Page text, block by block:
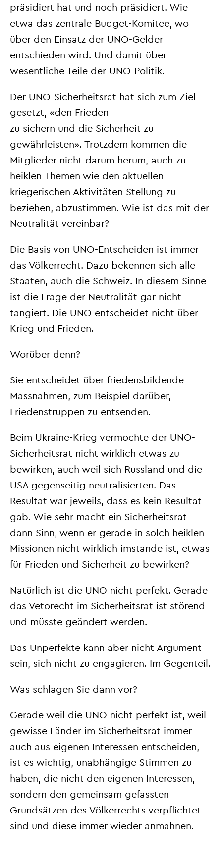
präsidiert hat und noch präsidiert. Wie
etwa das zentrale Budget-Komitee, wo
über den Einsatz der UNO-Gelder
entschieden wird. Und damit über
wesentliche Teile der UNO-Politik.
Der UNO-Sicherheitsrat hat sich zum Ziel
gesetzt, «den Frieden
zu sichern und die Sicherheit zu
gewährleisten». Trotzdem kommen die
Mitglieder nicht darum herum, auch zu
heiklen Themen wie den aktuellen
kriegerischen Aktivitäten Stellung zu
beziehen, abzustimmen. Wie ist das mit der
Neutralität vereinbar?
Die Basis von UNO-Entscheiden ist immer
das Völkerrecht. Dazu bekennen sich alle
Staaten, auch die Schweiz. In diesem Sinne
ist die Frage der Neutralität gar nicht
tangiert. Die UNO entscheidet nicht über
Krieg und Frieden.
Worüber denn?
Sie entscheidet über friedensbildende
Massnahmen, zum Beispiel darüber,
Friedenstruppen zu entsenden.
Beim Ukraine-Krieg vermochte der UNO-
Sicherheitsrat nicht wirklich etwas zu
bewirken, auch weil sich Russland und die
USA gegenseitig neutralisierten. Das
Resultat war jeweils, dass es kein Resultat
gab. Wie sehr macht ein Sicherheitsrat
dann Sinn, wenn er gerade in solch heiklen
Missionen nicht wirklich imstande ist, etwas
für Frieden und Sicherheit zu bewirken?
Natürlich ist die UNO nicht perfekt. Gerade
das Vetorecht im Sicherheitsrat ist störend
und müsste geändert werden.
Das Unperfekte kann aber nicht Argument
sein, sich nicht zu engagieren. Im Gegenteil.
Was schlagen Sie dann vor?
Gerade weil die UNO nicht perfekt ist, weil
gewisse Länder im Sicherheitsrat immer
auch aus eigenen Interessen entscheiden,
ist es wichtig, unabhängige Stimmen zu
haben, die nicht den eigenen Interessen,
sondern den gemeinsam gefassten
Grundsätzen des Völkerrechts verpflichtet
sind und diese immer wieder anmahnen.